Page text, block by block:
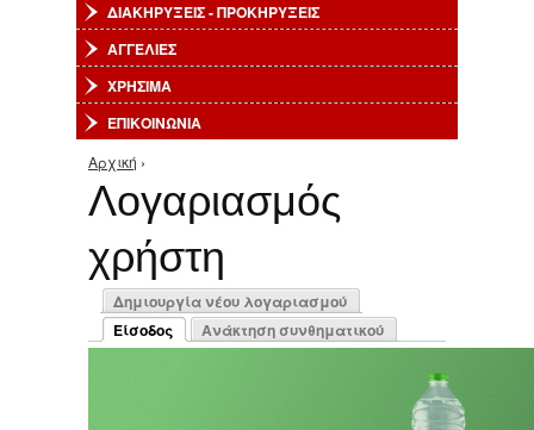
ΔΙΑΚΗΡΥΞΕΙΣ - ΠΡΟΚΗΡΥΞΕΙΣ
ΑΓΓΕΛΙΕΣ
ΧΡΗΣΙΜΑ
ΕΠΙΚΟΙΝΩΝΙΑ
Είστε εδώ
Αρχική ›
Λογαριασμός
χρήστη
Πρωτεύουσες καρτέλες
Δημιουργία νέου λογαριασμού
Είσοδος
(ενεργή καρτέλα)
Ανάκτηση συνθηματικού